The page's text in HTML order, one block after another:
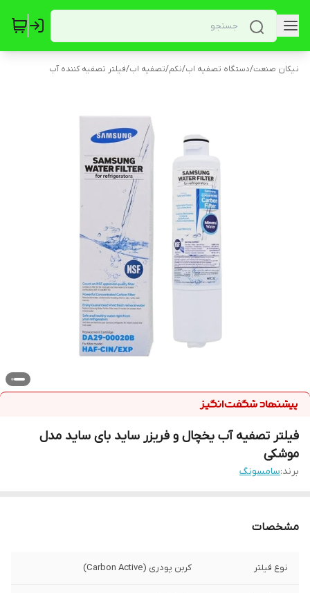
نیکان صنعت/دستگاه تصفیه اب/نکم/تصفیه اب/فیلتر تصفیه کننده آب
فیلتر تصفیه آب یخچال و فریزر ساید بای ساید مدل
موشکی
برند:سامسونگ
مشخصات
نوع فیلتر کربن پودری (Carbon Active)